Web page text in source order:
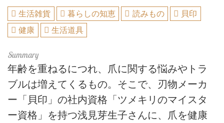
生活雑貨 暮らしの知恵 読みもの
貝印
健康
生活道具
年齢を重ねるにつれ、爪に関する悩みやトラ
ブルは増えてくるもの。そこで、刃物メーカ
ー「貝印」の社内資格「ツメキリのマイスタ
ー資格」を持つ浅見芽生子さんに、爪を健康